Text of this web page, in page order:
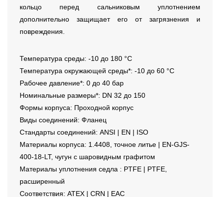
кольцо перед сальниковым уплотнением
дополнительно защищает его от загрязнения и
повреждения.
Температура среды: -10 до 180 °C
Температура окружающей среды*: -10 до 60 °C
Рабочее давление*: 0 до 40 бар
Номинальные размеры*: DN 32 до 150
Формы корпуса: Проходной корпус
Виды соединений: Фланец
Стандарты соединений: ANSI | EN | ISO
Материалы корпуса: 1.4408, точное литье | EN-GJS-
400-18-LT, чугун с шаровидным графитом
Материалы уплотнения седла : PTFE | PTFE,
расширенный
Соответствия: ATEX | CRN | EAC